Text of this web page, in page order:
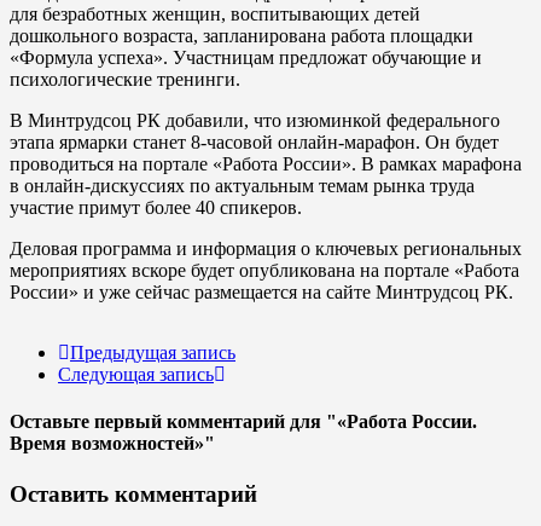
для безработных женщин, воспитывающих детей
дошкольного возраста, запланирована работа площадки
«Формула успеха». Участницам предложат обучающие и
психологические тренинги.
В Минтрудсоц РК добавили, что изюминкой федерального
этапа ярмарки станет 8-часовой онлайн-марафон. Он будет
проводиться на портале «Работа России». В рамках марафона
в онлайн-дискуссиях по актуальным темам рынка труда
участие примут более 40 спикеров.
Деловая программа и информация о ключевых региональных
мероприятиях вскоре будет опубликована на портале «Работа
России» и уже сейчас размещается на сайте Минтрудсоц РК.
Предыдущая запись
Следующая запись
Оставьте первый комментарий для "«Работа России.
Время возможностей»"
Оставить комментарий